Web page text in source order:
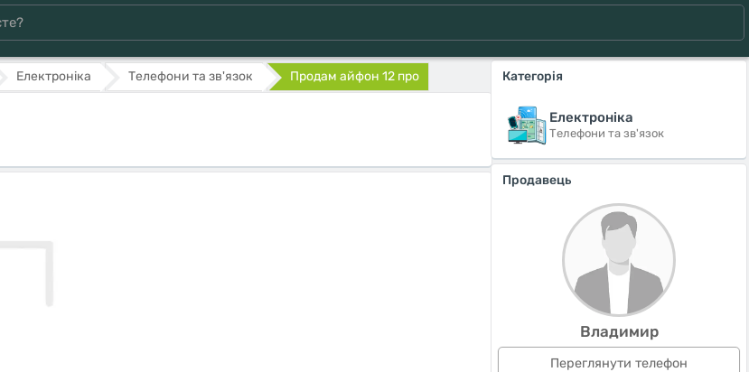
Електроніка Телефони та зв'язок Продам айфон 12 про Категорія
Електроніка
Телефони та зв'язок
Продавець
Владимир
Переглянути телефон